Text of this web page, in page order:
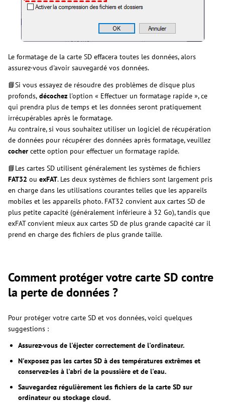
Le formatage de la carte SD effacera toutes les données, alors
assurez-vous d'avoir sauvegardé vos données.
📘Si vous essayez de résoudre des problèmes de disque plus
profonds, décochez l'option « Effectuer un formatage rapide », ce
qui prendra plus de temps et les données seront pratiquement
irrécupérables après le formatage.
Au contraire, si vous souhaitez utiliser un logiciel de récupération
de données pour récupérer des données après formatage, veuillez
cocher cette option pour effectuer un formatage rapide.
📘Les cartes SD utilisent généralement les systèmes de fichiers
FAT32 ou exFAT. Les deux systèmes de fichiers sont largement pris
en charge dans les utilisations courantes telles que les appareils
mobiles et les appareils photo. FAT32 convient aux cartes SD de
plus petite capacité (généralement inférieure à 32 Go), tandis que
exFAT convient mieux aux cartes SD de plus grande capacité car il
prend en charge des fichiers de plus grande taille.
Comment protéger votre carte SD contre
la perte de données ?
Pour protéger votre carte SD et vos données, voici quelques
suggestions :
Assurez-vous de l'éjecter correctement de l'ordinateur.
N'exposez pas les cartes SD à des températures extrêmes et
conservez-les à l'abri de la poussière et de l'eau.
Sauvegardez régulièrement les fichiers de la carte SD sur
ordinateur ou stockage cloud.